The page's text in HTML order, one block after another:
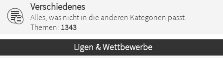
Verschiedenes
Alles, was nicht in die anderen Kategorien passt.
Themen: 1343
Ligen & Wettbewerbe